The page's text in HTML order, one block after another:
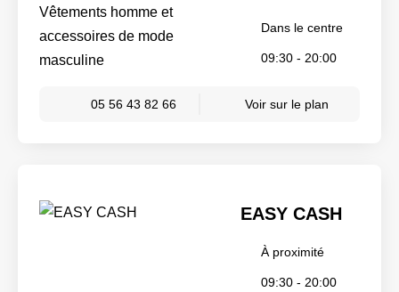
Dans le centre
09:30 - 20:00
05 56 43 82 66 Voir sur le plan
EASY CASH
À proximité
09:30 - 20:00